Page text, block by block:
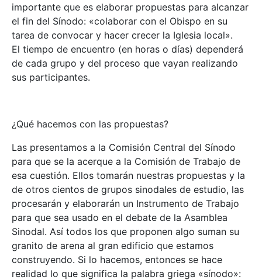
importante que es elaborar propuestas para alcanzar
el fin del Sínodo: «colaborar con el Obispo en su
tarea de convocar y hacer crecer la Iglesia local».
El tiempo de encuentro (en horas o días) dependerá
de cada grupo y del proceso que vayan realizando
sus participantes.
¿Qué hacemos con las propuestas?
Las presentamos a la Comisión Central del Sínodo
para que se la acerque a la Comisión de Trabajo de
esa cuestión. Ellos tomarán nuestras propuestas y la
de otros cientos de grupos sinodales de estudio, las
procesarán y elaborarán un Instrumento de Trabajo
para que sea usado en el debate de la Asamblea
Sinodal. Así todos los que proponen algo suman su
granito de arena al gran edificio que estamos
construyendo. Si lo hacemos, entonces se hace
realidad lo que significa la palabra griega «sínodo»: